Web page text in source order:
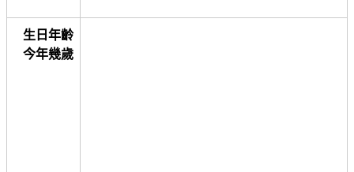
生日年齡
今年幾歲